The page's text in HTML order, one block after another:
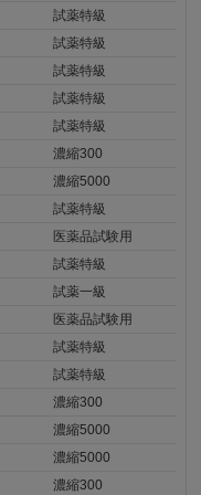
試薬特級
試薬特級
試薬特級
試薬特級
試薬特級
濃縮300
濃縮5000
試薬特級
医薬品試験用
試薬特級
試薬一級
医薬品試験用
試薬特級
試薬特級
濃縮300
濃縮5000
濃縮5000
濃縮300